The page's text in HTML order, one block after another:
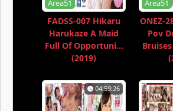
Area51
FADSS-007 Hikaru
Harukaze A Maid
Full Of Opportuni...
(2019)
Area51
ONEZ-
Pov
04:59:26